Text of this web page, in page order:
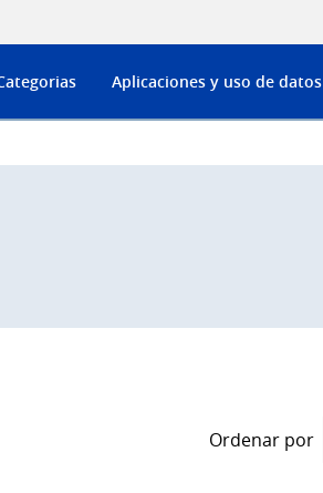
Aplicaciones y uso de datos
Ordenar por